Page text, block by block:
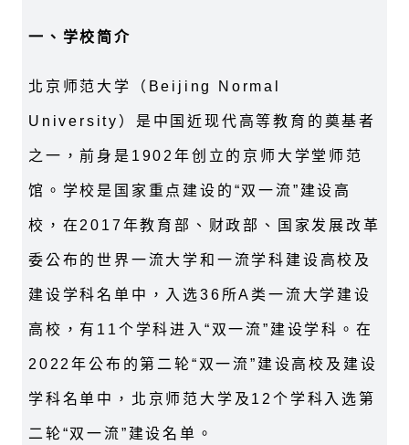
一、学校简介
北京师范大学（Beijing Normal
University）是中国近现代高等教育的奠基者
之一，前身是1902年创立的京师大学堂师范
馆。学校是国家重点建设的“双一流”建设高
校，在2017年教育部、财政部、国家发展改革
委公布的世界一流大学和一流学科建设高校及
建设学科名单中，入选36所A类一流大学建设
高校，有11个学科进入“双一流”建设学科。在
2022年公布的第二轮“双一流”建设高校及建设
学科名单中，北京师范大学及12个学科入选第
二轮“双一流”建设名单。